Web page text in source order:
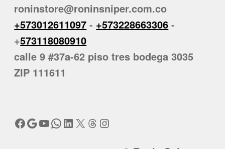
roninstore@roninsniper.com.co
+573012611097 - +573228663306 -
+573118080910
calle 9 #37a-62 piso tres bodega 3035
ZIP 111611
Facebook
Google
YouTube
WhatsApp
LinkedIn
X Threads
Instagram